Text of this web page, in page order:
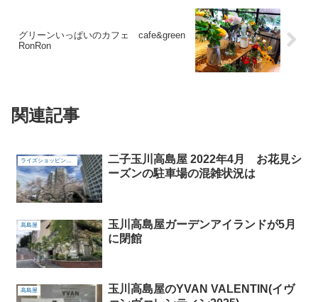
グリーンいっぱいのカフェ cafe&green
RonRon
関連記事
ライズショッピングセンター
二子玉川高島屋 2022年4月 お花見シ
ーズンの駐車場の混雑状況は
高島屋
玉川高島屋ガーデンアイランドが5月
に閉館
高島屋
玉川高島屋のYVAN VALENTIN(イヴ